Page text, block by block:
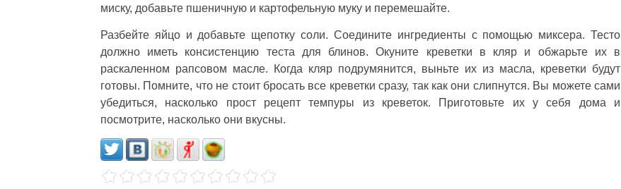
миску, добавьте пшеничную и картофельную муку и перемешайте.
Разбейте яйцо и добавьте щепотку соли. Соедините ингредиенты с помощью миксера. Тесто
должно иметь консистенцию теста для блинов. Окуните креветки в кляр и обжарьте их в
раскаленном рапсовом масле. Когда кляр подрумянится, выньте их из масла, креветки будут
готовы. Помните, что не стоит бросать все креветки сразу, так как они слипнутся. Вы можете сами
убедиться, насколько прост рецепт темпуры из креветок. Приготовьте их у себя дома и
посмотрите, насколько они вкусны.